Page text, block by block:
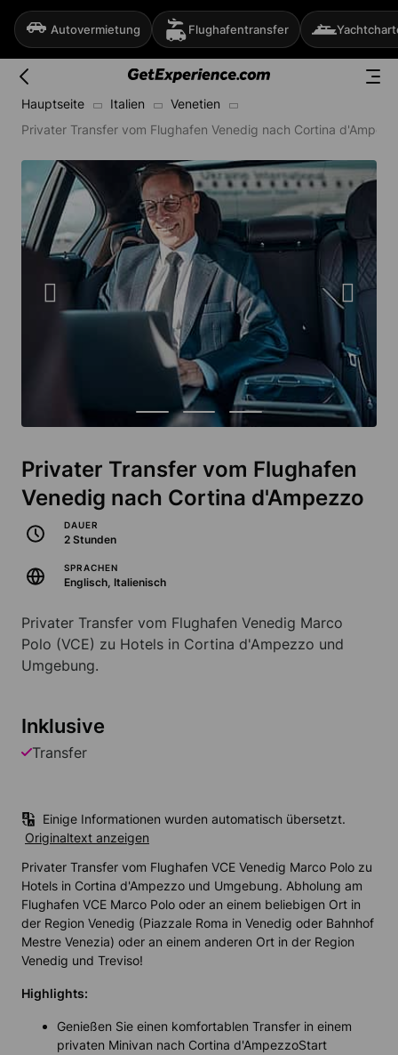
Autovermietung Flughafentransfer
Hauptseite Italien
Venetien
Privater Transfer vom Flughafen Venedig nach Cortina
Privater Transfer vom Flughafen
Venedig nach Cortina d'Ampezzo
DAUER
2 Stunden
SPRACHEN
Englisch, Italienisch
Privater Transfer vom Flughafen Venedig Marco
Polo (VCE) zu Hotels in Cortina d'Ampezzo und
Umgebung.
Inklusive
Transfer
Einige Informationen wurden automatisch übersetzt.
Originaltext anzeigen
Privater Transfer vom Flughafen VCE Venedig Marco Polo zu
Hotels in Cortina d'Ampezzo und Umgebung. Abholung am
Flughafen VCE Marco Polo oder an einem beliebigen Ort in
der Region Venedig (Piazzale Roma in Venedig oder Bahnhof
Mestre Venezia) oder an einem anderen Ort in der Region
Venedig und Treviso!
Highlights:
Genießen Sie einen komfortablen Transfer in einem
privaten Minivan nach Cortina d'AmpezzoStart